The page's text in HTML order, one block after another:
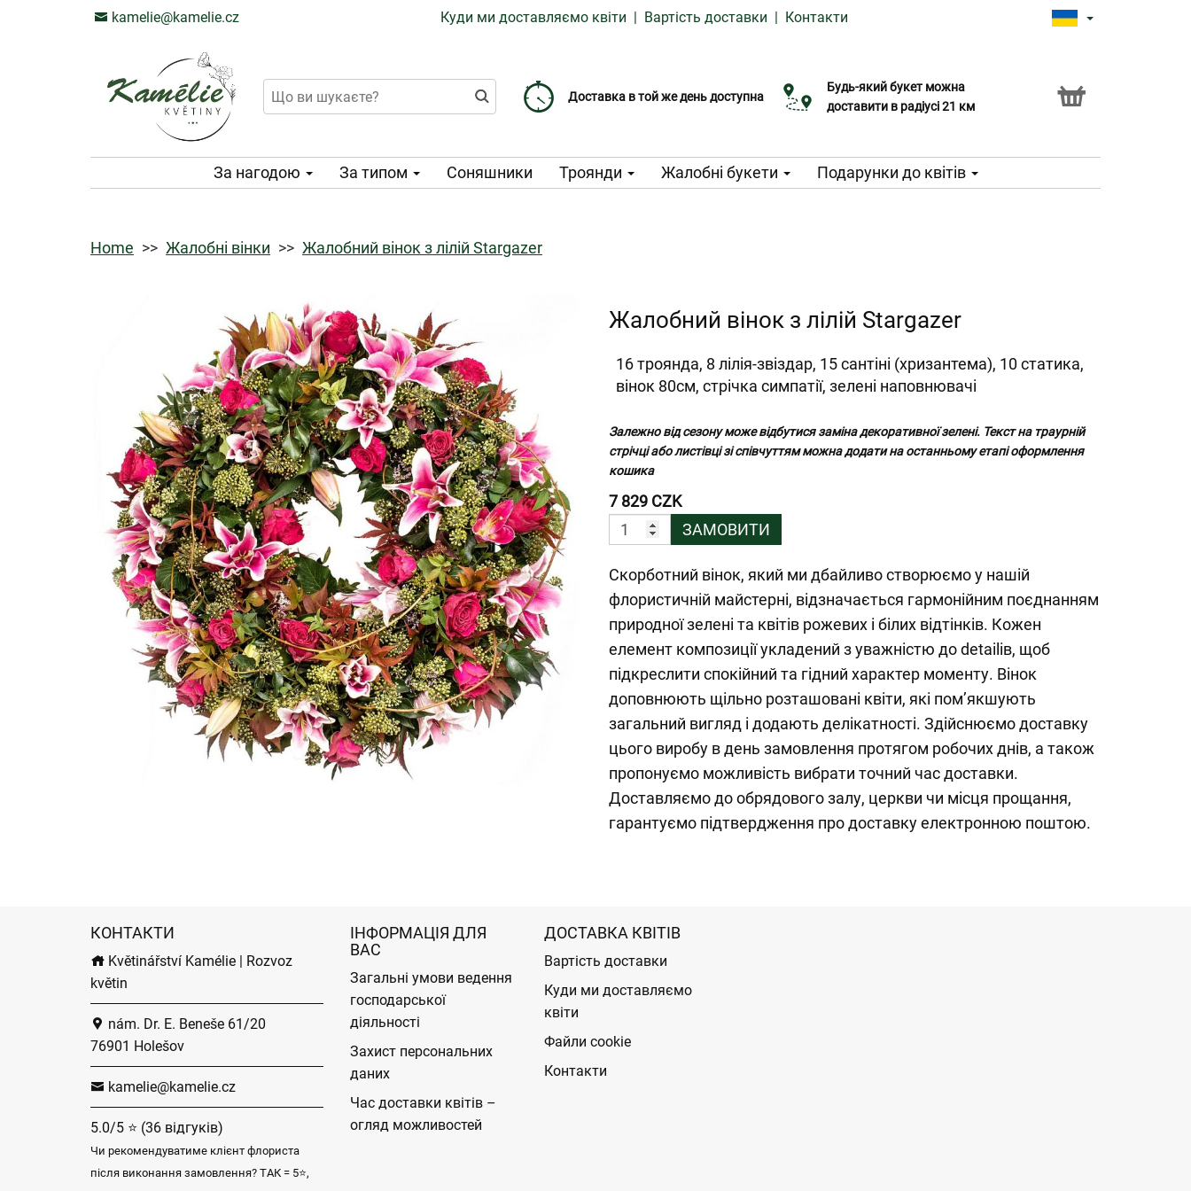
kamelie@kamelie.cz Куди ми доставляємо квіти | Вартість доставки | Контакти
Доставка в той же день доступна
Доставка від 99 CZK
Виберіть дату доставки
Будь-який букет можна
доставити в радіусі 21 км
Послуга Click & Collect
За нагодою За типом Соняшники Троянди Жалобні букети Подарунки до квітів
Home Жалобні вінки Жалобний вінок з лілій Stargazer
Жалобний вінок з лілій Stargazer
16 троянда, 8 лілія-звіздар, 15 сантіні (хризантема), 10 статика,
вінок 80см, стрічка симпатії, зелені наповнювачі
Залежно від сезону може відбутися заміна декоративної зелені. Текст на траурній
стрічці або листівці зі співчуттям можна додати на останньому етапі оформлення
кошика
7 829 CZK
ЗАМОВИТИ
Скорботний вінок, який ми дбайливо створюємо у нашій
флористичній майстерні, відзначається гармонійним поєднанням
природної зелені та квітів рожевих і білих відтінків. Кожен
елемент композиції укладений з уважністю до detailів, щоб
підкреслити спокійний та гідний характер моменту. Вінок
доповнюють щільно розташовані квіти, які пом’якшують
загальний вигляд і додають делікатності. Здійснюємо доставку
цього виробу в день замовлення протягом робочих днів, а також
пропонуємо можливість вибрати точний час доставки.
Доставляємо до обрядового залу, церкви чи місця прощання,
гарантуємо підтвердження про доставку електронною поштою.
КОНТАКТИ
Květinářství Kamélie | Rozvoz
květin
nám. Dr. E. Beneše 61/20
76901 Holešov
kamelie@kamelie.cz
5.0/5 ⭐ (36 відгуків)
Чи рекомендуватиме клієнт флориста
після виконання замовлення? ТАК = 5⭐,
ІНФОРМАЦІЯ ДЛЯ
ВАС
Загальні умови ведення
господарської
діяльності
Захист персональних
даних
Час доставки квітів –
огляд можливостей
ДОСТАВКА КВІТІВ
Вартість доставки
Куди ми доставляємо
квіти
Файли cookie
Контакти